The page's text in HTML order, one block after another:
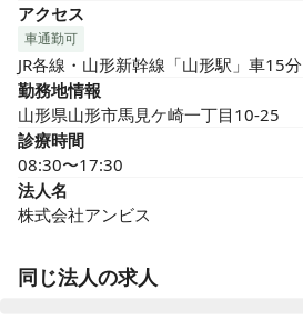
アクセス
車通勤可
JR各線・山形新幹線「山形駅」車15分
勤務地情報
山形県山形市馬見ケ崎一丁目10-25
診療時間
08:30〜17:30
法人名
株式会社アンビス
同じ法人の求人